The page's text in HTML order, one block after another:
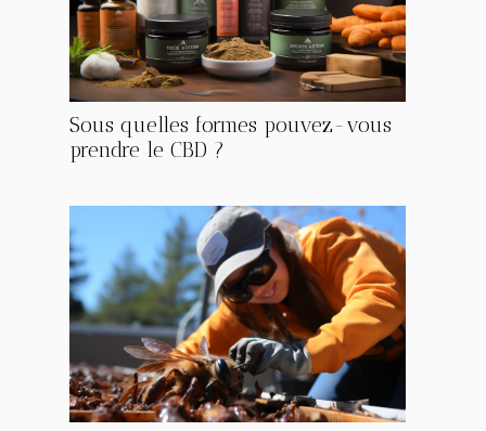
Sous quelles formes pouvez-vous
prendre le CBD ?